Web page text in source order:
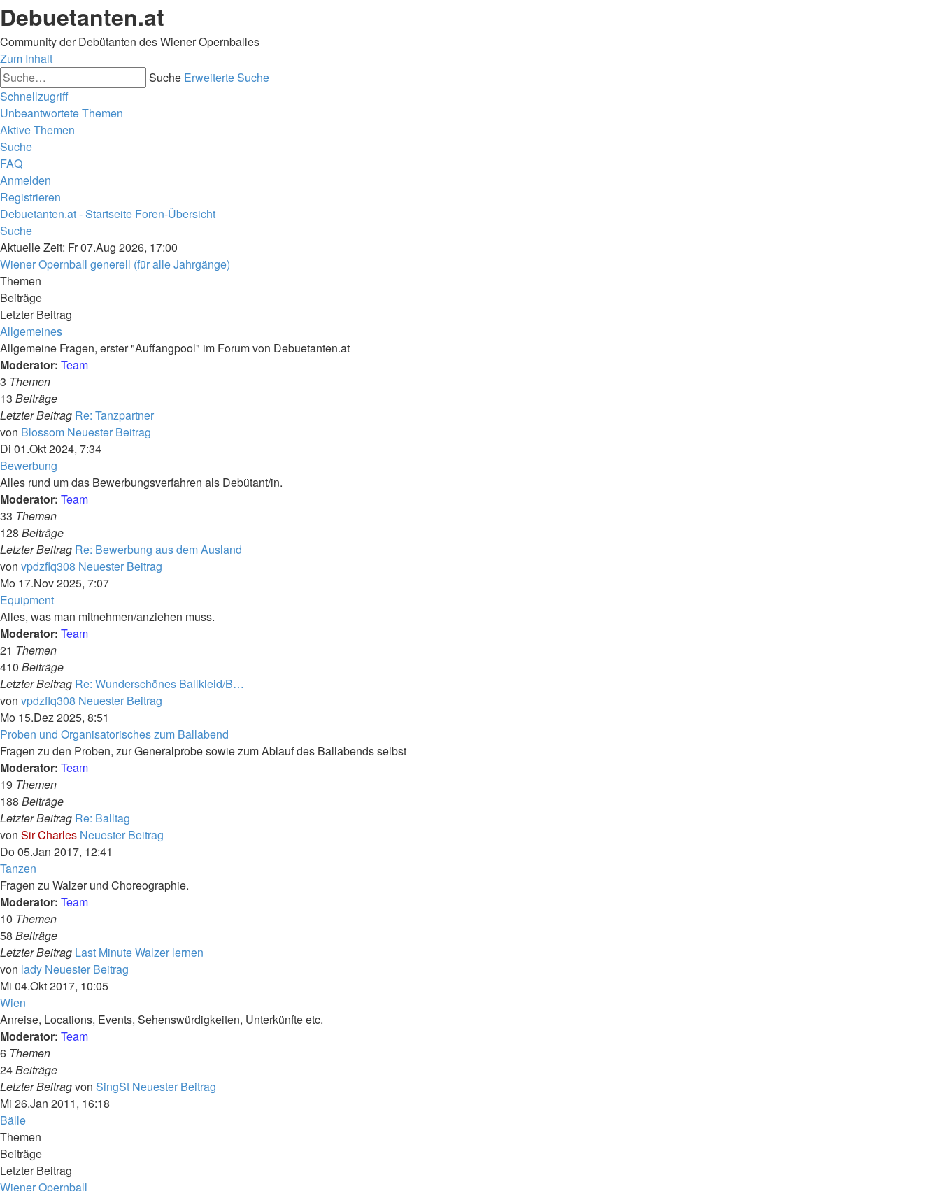
Debuetanten.at
Community der Debütanten des Wiener Opernballes
Zum Inhalt
Suche Erweiterte Suche
Schnellzugriff
Unbeantwortete Themen
Aktive Themen
Suche
FAQ
Anmelden
Registrieren
Debuetanten.at - Startseite Foren-Übersicht
Suche
Aktuelle Zeit: Fr 07.Aug 2026, 17:00
Wiener Opernball generell (für alle Jahrgänge)
Themen
Beiträge
Letzter Beitrag
Allgemeines
Allgemeine Fragen, erster "Auffangpool" im Forum von Debuetanten.at
Moderator: Team
3 Themen
13 Beiträge
Letzter Beitrag Re: Tanzpartner
von Blossom Neuester Beitrag
Di 01.Okt 2024, 7:34
Bewerbung
Alles rund um das Bewerbungsverfahren als Debütant/in.
Moderator: Team
33 Themen
128 Beiträge
Letzter Beitrag Re: Bewerbung aus dem Ausland
von vpdzflq308 Neuester Beitrag
Mo 17.Nov 2025, 7:07
Equipment
Alles, was man mitnehmen/anziehen muss.
Moderator: Team
21 Themen
410 Beiträge
Letzter Beitrag Re: Wunderschönes Ballkleid/B…
von vpdzflq308 Neuester Beitrag
Mo 15.Dez 2025, 8:51
Proben und Organisatorisches zum Ballabend
Fragen zu den Proben, zur Generalprobe sowie zum Ablauf des Ballabends selbst
Moderator: Team
19 Themen
188 Beiträge
Letzter Beitrag Re: Balltag
von Sir Charles Neuester Beitrag
Do 05.Jan 2017, 12:41
Tanzen
Fragen zu Walzer und Choreographie.
Moderator: Team
10 Themen
58 Beiträge
Letzter Beitrag Last Minute Walzer lernen
von lady Neuester Beitrag
Mi 04.Okt 2017, 10:05
Wien
Anreise, Locations, Events, Sehenswürdigkeiten, Unterkünfte etc.
Moderator: Team
6 Themen
24Beiträge
Letzter Beitragvon SingSt Neuester Beitrag
Mi 26.Jan 2011, 16:18
Bälle
Themen
Beiträge
Letzter Beitrag
Wiener Opernball